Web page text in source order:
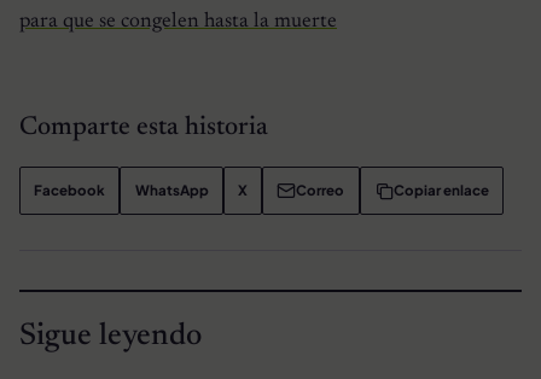
para que se congelen hasta la muerte
Comparte esta historia
Facebook WhatsApp X Correo Copiar enlace
Sigue leyendo